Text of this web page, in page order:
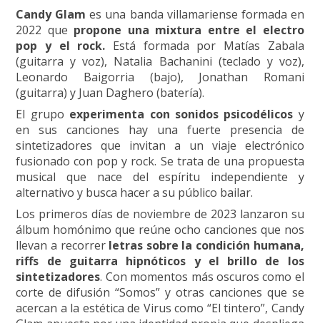
Candy Glam es una banda villamariense formada en
2022 que propone una mixtura entre el electro
pop y el rock. Está formada por Matías Zabala
(guitarra y voz), Natalia Bachanini (teclado y voz),
Leonardo Baigorria (bajo), Jonathan Romani
(guitarra) y Juan Daghero (batería).
El grupo experimenta con sonidos psicodélicos y
en sus canciones hay una fuerte presencia de
sintetizadores que invitan a un viaje electrónico
fusionado con pop y rock. Se trata de una propuesta
musical que nace del espíritu independiente y
alternativo y busca hacer a su público bailar.
Los primeros días de noviembre de 2023 lanzaron su
álbum homónimo que reúne ocho canciones que nos
llevan a recorrer letras sobre la condición humana,
riffs de guitarra hipnóticos y el brillo de los
sintetizadores. Con momentos más oscuros como el
corte de difusión “Somos” y otras canciones que se
acercan a la estética de Virus como “El tintero”, Candy